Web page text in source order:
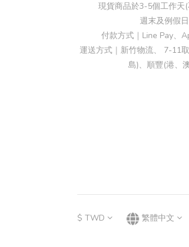
現貨商品於3-5個工作天
週末及例假
付款方式｜Line Pay、
運送方式｜新竹物流、 7-11
島)、順豐(港、
$ TWD 繁體中文